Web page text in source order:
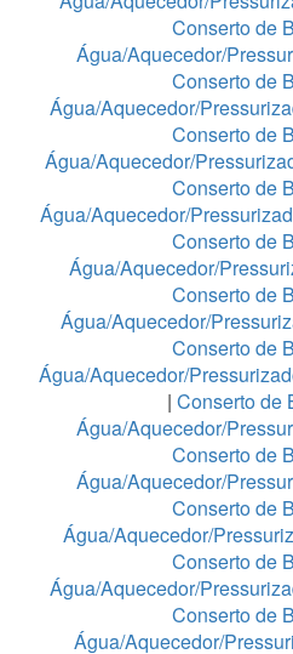
Conserto de
Água/Aquecedor/
Conserto de
Água/Aquecedor/
Conserto de
Água/Aquecedor/
Conserto de
Água/Aquecedor/
Conserto de
Água/Aquecedor/
Conserto de
Água/Aquecedor/
Conserto de
Água/Aquecedor/
| Conserto de
Água/Aquecedor/
Conserto de
Água/Aquecedor/
Conserto de
Água/Aquecedor/
Conserto de
Água/Aquecedor/
Conserto de
Água/Aquecedor/